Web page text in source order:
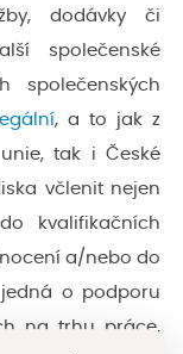
dodávky či
společenské
společenských
legální, a to jak z
tak i České
včlenit nejen
kvalifikačních
a/nebo do
o podporu
na trhu práce,